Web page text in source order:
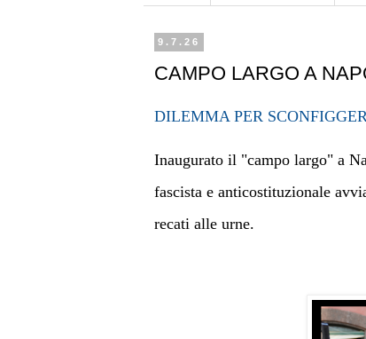
9.7.26
CAMPO LARGO A
DILEMMA PER
Inaugurato il "campo largo" a
fascista e anticostituzionale
recati alle urne.